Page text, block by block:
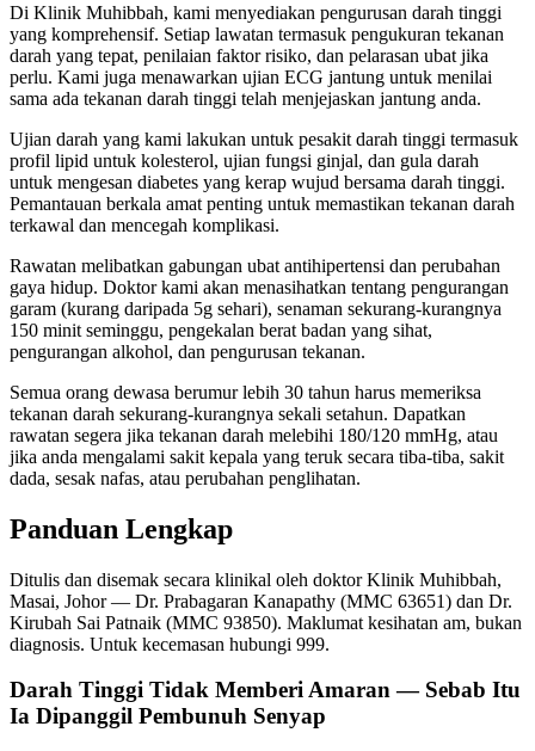
Di Klinik Muhibbah, kami menyediakan pengurusan darah tinggi
yang komprehensif. Setiap lawatan termasuk pengukuran tekanan
darah yang tepat, penilaian faktor risiko, dan pelarasan ubat jika
perlu. Kami juga menawarkan ujian ECG jantung untuk menilai
sama ada tekanan darah tinggi telah menjejaskan jantung anda.
Ujian darah yang kami lakukan untuk pesakit darah tinggi termasuk
profil lipid untuk kolesterol, ujian fungsi ginjal, dan gula darah
untuk mengesan diabetes yang kerap wujud bersama darah tinggi.
Pemantauan berkala amat penting untuk memastikan tekanan darah
terkawal dan mencegah komplikasi.
Rawatan melibatkan gabungan ubat antihipertensi dan perubahan
gaya hidup. Doktor kami akan menasihatkan tentang pengurangan
garam (kurang daripada 5g sehari), senaman sekurang-kurangnya
150 minit seminggu, pengekalan berat badan yang sihat,
pengurangan alkohol, dan pengurusan tekanan.
Semua orang dewasa berumur lebih 30 tahun harus memeriksa
tekanan darah sekurang-kurangnya sekali setahun. Dapatkan
rawatan segera jika tekanan darah melebihi 180/120 mmHg, atau
jika anda mengalami sakit kepala yang teruk secara tiba-tiba, sakit
dada, sesak nafas, atau perubahan penglihatan.
Panduan Lengkap
Ditulis dan disemak secara klinikal oleh doktor Klinik Muhibbah,
Masai, Johor — Dr. Prabagaran Kanapathy (MMC 63651) dan Dr.
Kirubah Sai Patnaik (MMC 93850). Maklumat kesihatan am, bukan
diagnosis. Untuk kecemasan hubungi 999.
Darah Tinggi Tidak Memberi Amaran — Sebab Itu
Ia Dipanggil Pembunuh Senyap